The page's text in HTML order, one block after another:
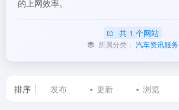
的上网效率。
共 1 个网站
所属分类： 汽车资讯服务
排序 发布 更新 浏览